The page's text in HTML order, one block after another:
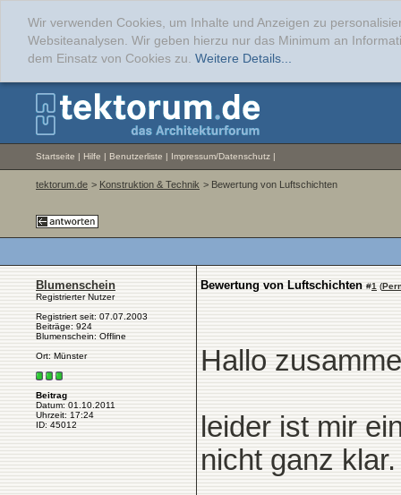
Wir verwenden Cookies, um Inhalte und Anzeigen zu
Websiteanalysen. Wir geben hierzu nur das Minimum an
dem Einsatz von Cookies zu. Weitere Details...
Startseite | Hilfe | Benutzerliste | Impressum/Datenschutz |
tektorum.de > Konstruktion & Technik > Bewertung von Luftschichten
Blumenschein
Registrierter Nutzer
Registriert seit: 07.07.2003
Beiträge: 924
Blumenschein: Offline
Ort: Münster
Beitrag
Datum: 01.10.2011
Uhrzeit: 17:24
ID: 45012
Bewertung von Luftschichten #1 (
Hallo
leider ist mir
nicht ganz klar.